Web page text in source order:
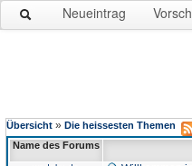
Neueintrag
Übersicht » Die heissesten Themen
Name des Forums